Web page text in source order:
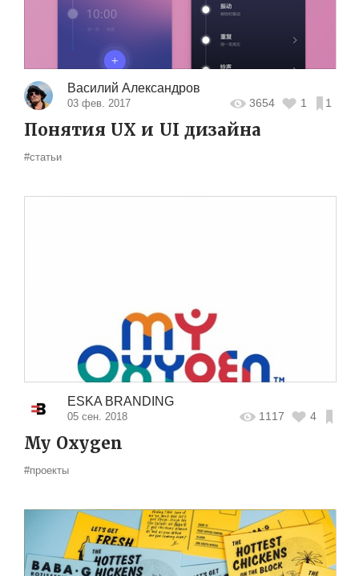
Василий Александров
03 фев. 2017 3654 1 1
Понятия UX и UI дизайна
#статьи
ESKA BRANDING
05 сен. 2018 1117 4
My Oxygen
#проекты